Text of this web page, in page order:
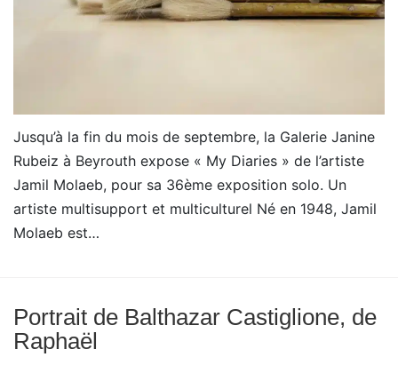
Jusqu’à la fin du mois de septembre, la Galerie Janine
Rubeiz à Beyrouth expose « My Diaries » de l’artiste
Jamil Molaeb, pour sa 36ème exposition solo. Un
artiste multisupport et multiculturel Né en 1948, Jamil
Molaeb est…
Portrait de Balthazar Castiglione, de
Raphaël